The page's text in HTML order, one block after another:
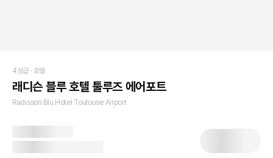
4성급 · 호텔
래디슨 블루 호텔 툴루즈 에어포트
Radisson Blu Hotel Toulouse Airport